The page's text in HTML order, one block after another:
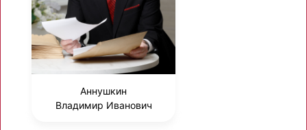
Аннушкин
Владимир Иванович